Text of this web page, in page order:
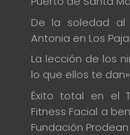
De la soledad al
Antonia en Los
La lección de los
lo que ellos te dan»
Éxito total en el
Fitness Facial a
Fundación Prodean